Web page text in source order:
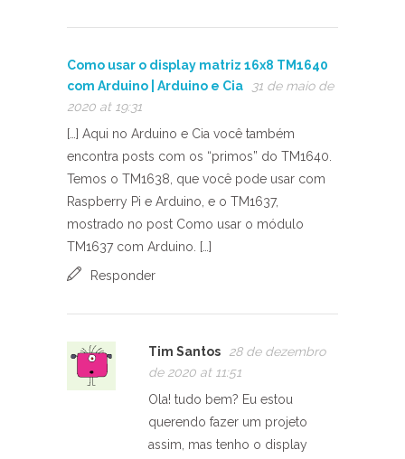
Como usar o display matriz 16x8 TM1640
com Arduino | Arduino e Cia
31 de maio de
2020 at 19:31
[…] Aqui no Arduino e Cia você também
encontra posts com os “primos” do TM1640.
Temos o TM1638, que você pode usar com
Raspberry Pi e Arduino, e o TM1637,
mostrado no post Como usar o módulo
TM1637 com Arduino. […]
Responder
Tim Santos
28 de dezembro
de 2020 at 11:51
Ola! tudo bem? Eu estou
querendo fazer um projeto
assim, mas tenho o display